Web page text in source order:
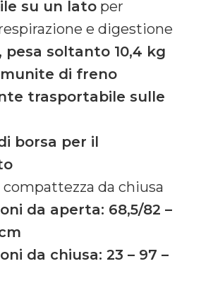
su un lato per
e digestione
pesa soltanto 10,4 kg
di freno
trasportabile sulle
borsa per il
da chiusa
da aperta: 68,5/82 –
da chiusa: 23 – 97 –